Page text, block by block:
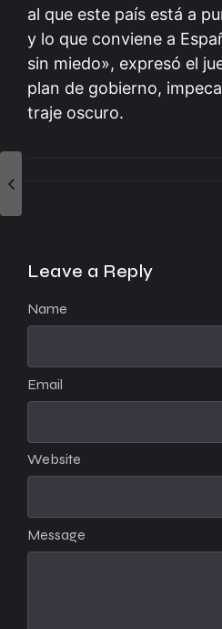
al que este país está a
y lo que conviene a
sin miedo», expresó el
plan de gobierno,
traje oscuro.
Leave a Reply
Message
Name
Email
Website